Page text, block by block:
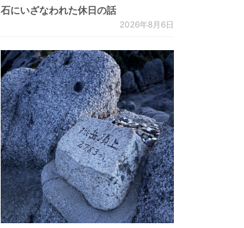
石にいざなわれた休日の話
2026年8月6日